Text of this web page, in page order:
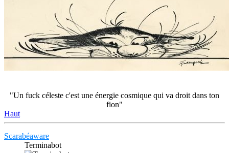
"Un fuck céleste c'est une énergie cosmique qui va droit dans ton
fion"
Haut
Scarabéaware
Terminabot